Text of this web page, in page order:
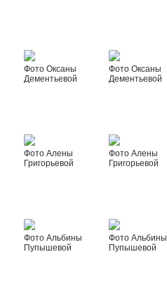
Фото Оксаны
Дементьевой
Фото Оксаны
Дементьевой
Фото Алены
Григорьевой
Фото Алены
Григорьевой
Фото Альбины
Пупышевой
Фото Альбины
Пупышевой